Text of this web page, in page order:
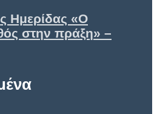
Ημερίδας «Ο
στην πράξη» –